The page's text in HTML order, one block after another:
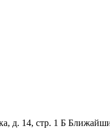
д. 14, стр. 1 Б